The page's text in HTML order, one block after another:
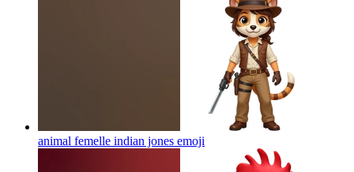
animal femelle indian jones emoji